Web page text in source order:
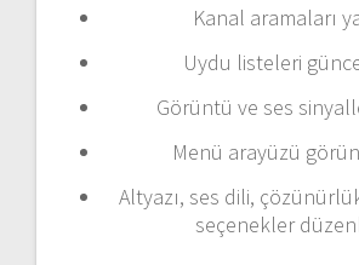
Kanal aramaları
Uydu listeleri
Görüntü ve ses
Menü arayüzü
Altyazı, ses dili,
seçenekler